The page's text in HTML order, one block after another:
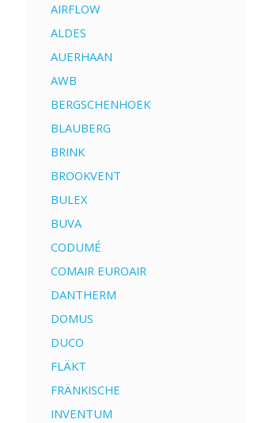
AIRFLOW
ALDES
AUERHAAN
AWB
BERGSCHENHOEK
BLAUBERG
BRINK
BROOKVENT
BULEX
BUVA
CODUMÉ
COMAIR EUROAIR
DANTHERM
DOMUS
DUCO
FLÄKT
FRÄNKISCHE
INVENTUM